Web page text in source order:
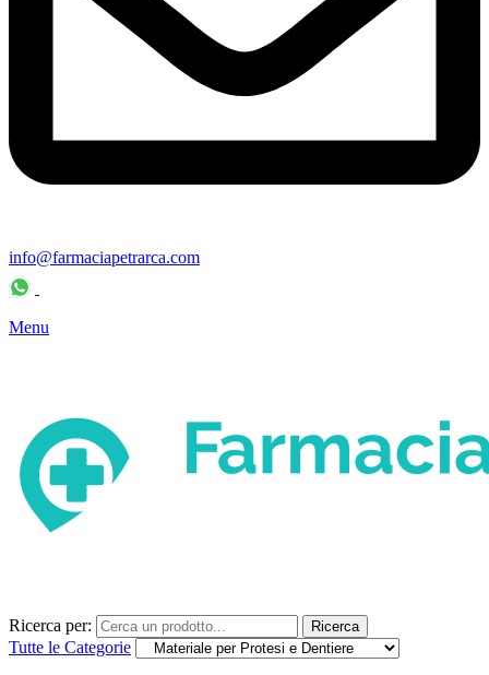
info@farmaciapetrarca.com
Menu
Ricerca per: Ricerca
Tutte le Categorie